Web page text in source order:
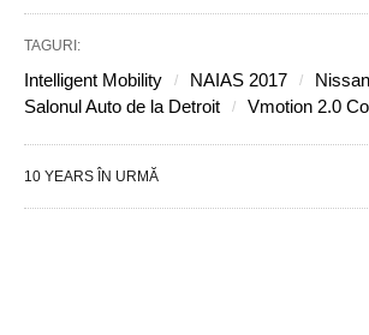
TAGURI:
Intelligent Mobility NAIAS 2017 Nissan
Salonul Auto de la Detroit
Vmotion 2.0
10 YEARS ÎN URMĂ